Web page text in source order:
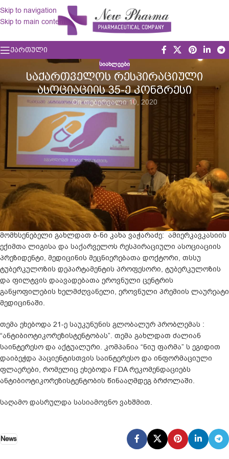
Skip to navigation
Skip to main content
ᲥᲐᲠᲗᲣᲚᲘ
ᲡᲘᲐᲮᲚᲔᲔᲑᲘ
ᲡᲐᲥᲐᲠᲗᲕᲔᲚᲝᲡ ᲠᲔᲡᲞᲘᲠᲐᲪᲘᲣᲚᲘ
ᲐᲡᲝᲪᲘᲐᲪᲘᲘᲡ 35-Ე ᲙᲝᲜᲒᲠᲔᲡᲘ
On თებერვალი 10, 2020
განმუხურში , სასტუმრო კომპლექს „Pantap’s signature”- ში
ჩატარდა საქართველოს რესპირატორთა ასოციაციის რიგით
35-ე კონგრესი, სადაც მონაწილეობას ღებულობდა
სამედიცინო საზოგადოების წარმომადგენლები მთელი
საქართველოს მასშტაბით.
ღონისძიებაზე წარმოდგენილი იქნა აქტუალური და
საინტერესო თემები, სხვადასხვა პათოლოგიების
დიაგნოსტიკისა და მკურნალობის თანამდროვე მიდგომები.
ფარმაცევტული კომპანია „ნიუ ფარმა“ ს ეგიდით
მომხსენებელი გახლდათ ბ-ნი კახა ვაჭარაძე: ამიერკავკასიის
ექიმთა ლიგისა და საქარველოს რესპირაციული ასოციაციის
პრეზიდენტი, მედიცინის მეცნიერებათა დოქტორი, თსსუ
ტუბერკულოზის დეპარტამენტის პროფესორი, ტუბერკულოზის
და ფილტვის დაავადებათა ეროვნული ცენტრის
განყოფილების ხელმძღვანელი, ეროვნული პრემიის ლაურეატი
მედიცინაში.
თემა ეხებოდა 21-ე საუკუნუნის გლობალურ პრობლემას :
“ანტიბიოტიკორეზისტენტობას”. თემა გახლდათ ძალიან
საინტერესო და აქტუალური. კომპანია “ნიუ ფარმა” ს ეგიდით
დაიბეჭდა პაციენტისთვის საინტერესო და ინფორმაციული
ფლაერები, რომელიც ეხებოდა FDA რეკომენდაციებს
ანტიბიოტიკორეზისტენტობის წინააღმდეგ ბრძოლაში.
საღამო დასრულდა სასიამოვნო ვახშმით.
News